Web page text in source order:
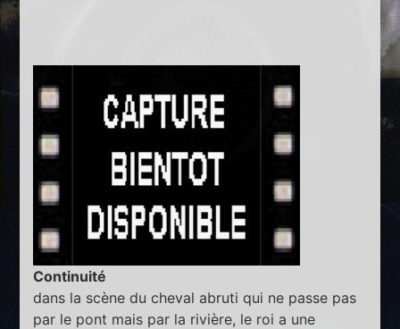
Continuité
dans la scène du cheval abruti qui ne passe pas
par le pont mais par la rivière, le roi a une